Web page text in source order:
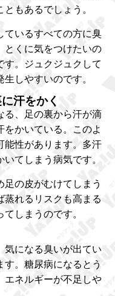
もあるでしょう。
ているすべての方に臭
とくに気をつけたいの
す。ジュクジュクして
しやすいのです。
汗をかく
る、足の裏から汗が滴
をかいている。このよ
能性があります。多汗
てしまう病気です。
の皮がむけてしまう
蒸れるリスクも高まる
しまうのです。
気になる臭いが出てい
。糖尿病になるとう
エネルギーが不足しや